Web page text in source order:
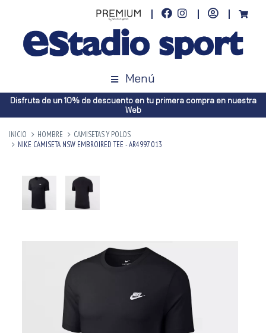
Menú
Disfruta de un 10% de descuento en tu primera compra en nuestra
Web
INICIO HOMBRE
CAMISETAS Y POLOS
NIKE CAMISETA NSW EMBROIRED TEE - AR4997 013